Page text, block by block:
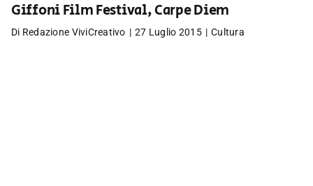
Giffoni Film Festival, Carpe Diem
Di Redazione ViviCreativo | 27 Luglio 2015 | Cultura